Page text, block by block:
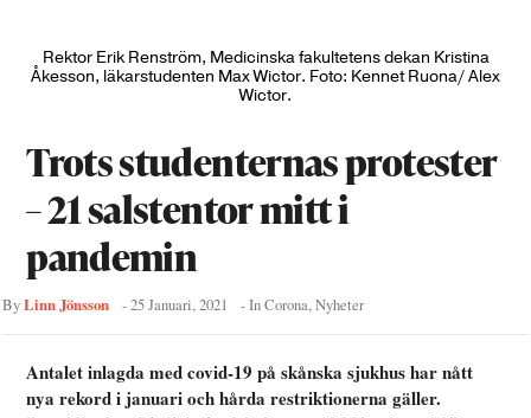
Rektor Erik Renström, Medicinska fakultetens dekan Kristina
Åkesson, läkarstudenten Max Wictor. Foto: Kennet Ruona/ Alex
Wictor.
Trots studenternas protester
– 21 salstentor mitt i
pandemin
ByLinn Jönsson -25 Januari, 2021 - InCorona,Nyheter
Antalet inlagda med covid-19 på skånska sjukhus har nått
nya rekord i januari och hårda restriktionerna gäller.